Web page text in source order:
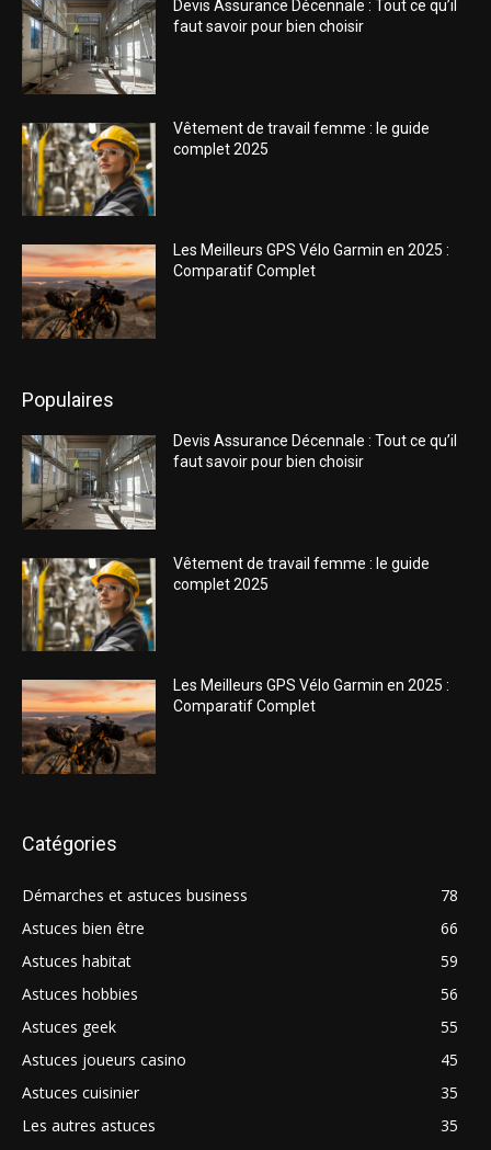
Devis Assurance Décennale : Tout ce qu’il
faut savoir pour bien choisir
Vêtement de travail femme : le guide
complet 2025
Les Meilleurs GPS Vélo Garmin en 2025 :
Comparatif Complet
Populaires
Devis Assurance Décennale : Tout ce qu’il
faut savoir pour bien choisir
Vêtement de travail femme : le guide
complet 2025
Les Meilleurs GPS Vélo Garmin en 2025 :
Comparatif Complet
Catégories
Démarches et astuces business
78
Astuces bien être
66
Astuces habitat
59
Astuces hobbies
56
Astuces geek
55
Astuces joueurs casino
45
Astuces cuisinier
35
Les autres astuces
35